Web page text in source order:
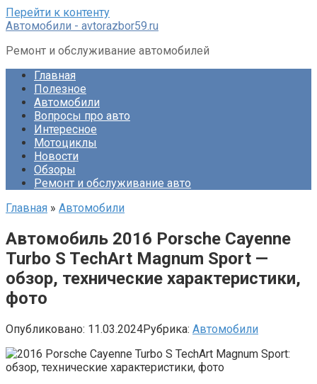
Перейти к контенту
Автомобили - avtorazbor59.ru
Ремонт и обслуживание автомобилей
Главная
Полезное
Автомобили
Вопросы про авто
Интересное
Мотоциклы
Новости
Обзоры
Ремонт и обслуживание авто
Главная » Автомобили
Автомобиль 2016 Porsche Cayenne
Turbo S TechArt Magnum Sport —
обзор, технические характеристики,
фото
Опубликовано: 11.03.2024Рубрика: Автомобили